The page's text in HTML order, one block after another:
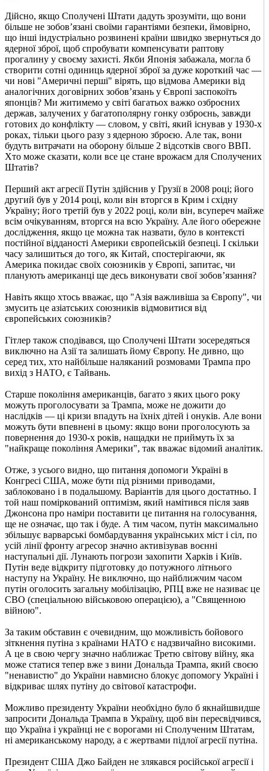
Дійсно, якщо Сполучені Штати дадуть зрозуміти, що вони
більше не зобов’язані своїми гарантіями безпеки, ймовірно,
що інші індустріально розвинені країни швидко звернуться до
ядерної зброї, щоб спробувати компенсувати раптову
прогалину у своєму захисті. Якби Японія забажала, могла б
створити сотні одиниць ядерної зброї за дуже короткий час —
чи нові "Америчні перші" вірять, що відмова Америки від
аналогічних договірних зобов’язань у Європі заспокоїть
японців? Ми житимемо у світі багатьох важко озброєних
держав, залучених у багатополярну гонку озброєнь, завжди
готових до конфлікту — словом, у світі, який існував у 1930-х
роках, тільки цього разу з ядерною зброєю. Але так, вони
будуть витрачати на оборону більше 2 відсотків свого ВВП.
Хто може сказати, коли все це стане врожаєм для Сполучених
Штатів?
Перший акт агресії Путін здійснив у Грузії в 2008 році; його
другий був у 2014 році, коли він вторгся в Крим і східну
Україну; його третій був у 2022 році, коли він, всупереч майже
всім очікуванням, вторгся на всю Україну. Але його обережне
дослідження, якщо це можна так назвати, було в контексті
постійної відданості Америки європейській безпеці. І скільки
часу залишиться до того, як Китай, спостерігаючи, як
Америка покидає своїх союзників у Європі, запитає, чи
планують американці ще десь виконувати свої зобов’язання?
Навіть якщо хтось вважає, що "Азія важливіша за Європу", чи
змусить це азіатських союзників відмовитися від
європейських союзників?
Гітлер також сподівався, що Сполучені Штати зосередяться
виключно на Азії та залишать йому Європу. Не дивно, що
серед тих, хто найбільше наляканий розмовами Трампа про
вихід з НАТО, є Тайвань.
Старше покоління американців, багато з яких цього року
можуть проголосувати за Трампа, може не дожити до
наслідків — ці кризи впадуть на їхніх дітей і онуків. Але вони
можуть бути впевнені в цьому: якщо вони проголосують за
повернення до 1930-х років, нащадки не приймуть їх за
"найкраще покоління Америки", так вважає відомий аналітик.
Отже, з усього видно, що питання допомоги Україні в
Конгресі США, може бути під різними приводами,
заблоковано і в подальшому. Варіантів для цього достатньо. І
той наш поміркований оптимізм, який намітився після заяв
Джонсона про наміри поставити це питання на голосування,
ще не означає, що так і буде. А тим часом, путін максимально
збільшує варварські бомбардування українських міст і сіл, по
усій лінії фронту агресор значно активізував воєнні
наступальні дії. Лунають погрози захопити Харків і Київ.
Путін веде відкриту підготовку до потужного літнього
наступу на Україну. Не виключно, що найближчим часом
путін оголосить загальну мобілізацію, РПЦ вже не називає це
СВО (спеціальною військовою операцією), а "Священною
війною".
За таким обставин є очевидним, що можливість бойового
зіткнення путіна з країнами НАТО є надзвичайно високими.
А це в свою чергу значно наближає Третю світову війну, яка
може статися тепер вже з вини Дональда Трампа, який своєю
"ненавистю" до України навмисно блокує допомогу Україні і
відкриває шлях путіну до світової катастрофи.
Можливо президенту України необхідно було б якнайшвидше
запросити Дональда Трампа в Україну, щоб він пересвідчився,
що Україна і українці не є ворогами ні Сполученим Штатам,
ні американському народу, а є жертвами підлої агресії путіна.
Президент США Джо Байден не злякався російської агресії і